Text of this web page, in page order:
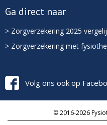
Ga direct naar
> Zorgverzekering 2025
> Zorgverzekering met
Volg ons ook op
© 2016-2026